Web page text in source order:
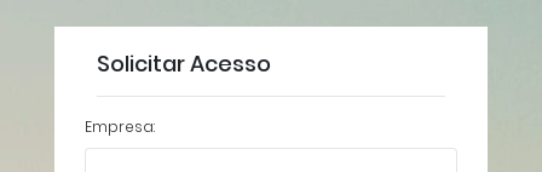
Solicitar Acesso
Empresa: